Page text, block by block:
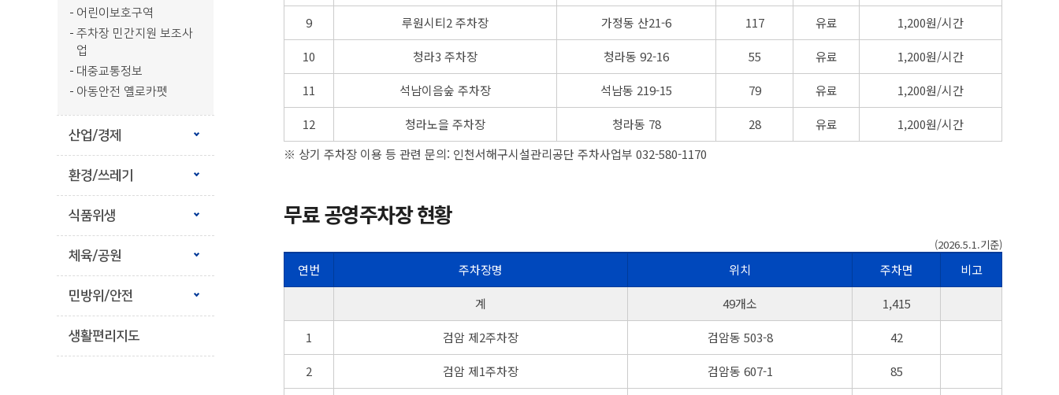
어린이보호구역
주차장 민간지원 보조사
업
대중교통정보
아동안전 옐로카펫
산업/경제
환경/쓰레기
식품위생
체육/공원
민방위/안전
생활편리지도
9 루원시티2 주차장 가정동 산21-6 117 유료 1,200원/시간
10 청라3 주차장 청라동 92-16 55 유료 1,200원/시간
11 석남이음숲 주차장 석남동 219-15 79 유료 1,200원/시간
12 청라노을 주차장 청라동 78 28 유료
1,200원/시간
※ 상기 주차장 이용 등 관련 문의: 인천서해구시설관리공단 주차사업부 032-580-1170
무료 공영주차장 현황
(2026.5.1.기준)
무료 공영주차장 현황을 연번, 주차장명, 위치, 주차면, 비고로 나누어 설명한 표
연번 주차장명 위치 주차면 비고
계 49개소 1,415
1 검암 제2주차장 검암동 503-8 42
2 검암 제1주차장 검암동 607-1 85